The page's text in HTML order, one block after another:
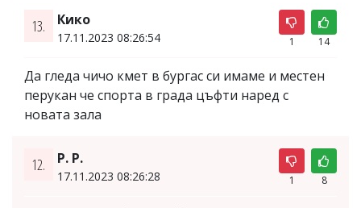
13. Кико
17.11.2023 08:26:54 1 14
Да гледа чичо кмет в бургас си имаме и местен
перукан че спорта в града цъфти наред с
новата зала
12. Р. Р.
17.11.2023 08:26:28 1 8